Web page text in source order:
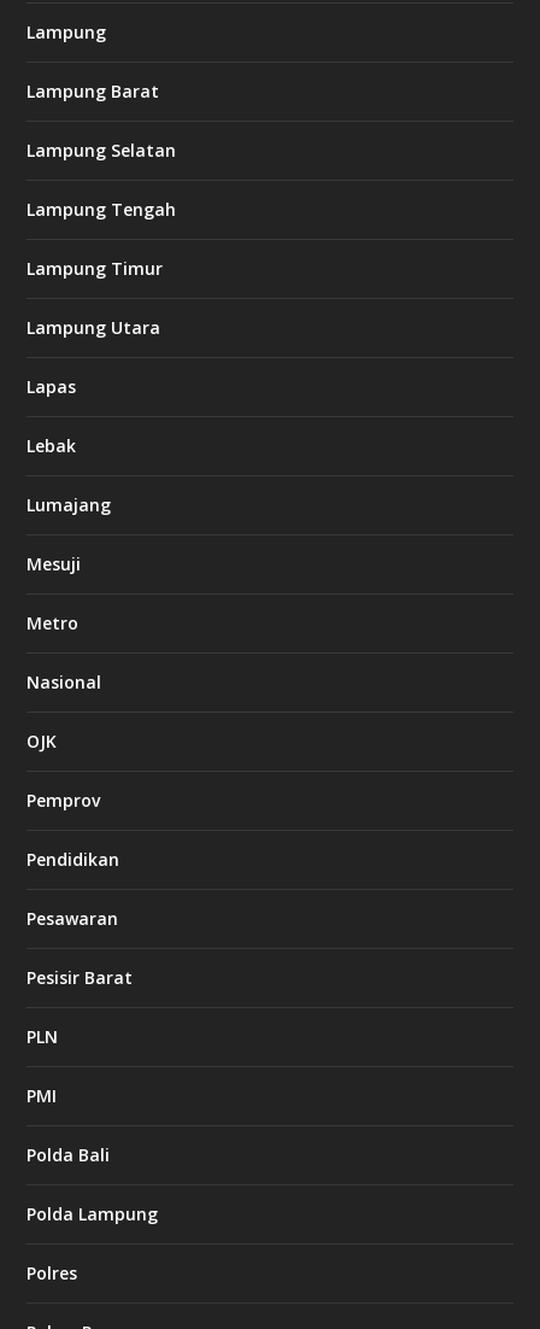
Lampung
Lampung Barat
Lampung Selatan
Lampung Tengah
Lampung Timur
Lampung Utara
Lapas
Lebak
Lumajang
Mesuji
Metro
Nasional
OJK
Pemprov
Pendidikan
Pesawaran
Pesisir Barat
PLN
PMI
Polda Bali
Polda Lampung
Polres